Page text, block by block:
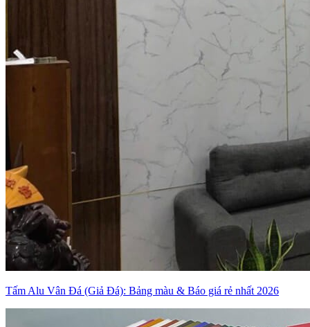
Tấm Alu Vân Đá (Giả Đá): Bảng màu & Báo giá rẻ nhất 2026